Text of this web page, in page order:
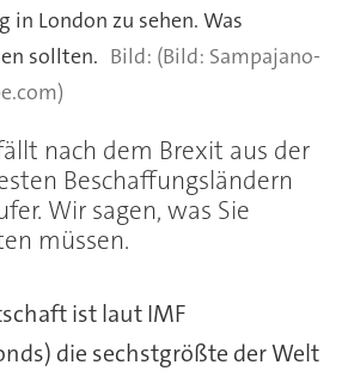
in London zu sehen. Was
sollten.
(Bild: Sampajano-
nach dem Brexit aus der
Beschaffungsländern
Wir sagen, was Sie
müssen.
ist laut IMF
die sechstgrößte der Welt